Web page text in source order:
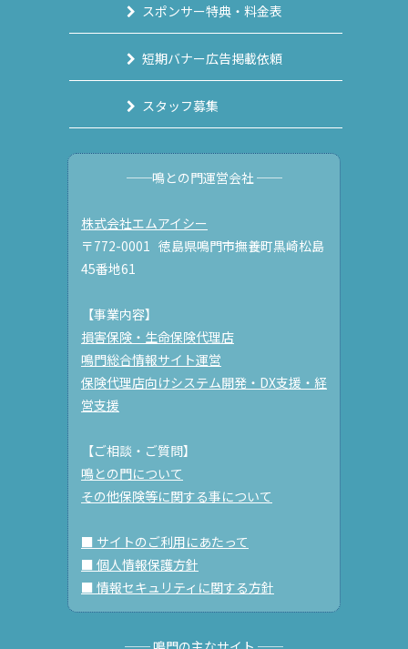
スポンサー特典・料金表
短期バナー広告掲載依頼
スタッフ募集
──鳴との門運営会社 ──
株式会社エムアイシー
〒772-0001 徳島県鳴門市撫養町黒崎松島
45番地61
【事業内容】
損害保険・生命保険代理店
鳴門総合情報サイト運営
保険代理店向けシステム開発・DX支援・経
営支援
【ご相談・ご質問】
鳴との門について
その他保険等に関する事について
■ サイトのご利用にあたって
■ 個人情報保護方針
■ 情報セキュリティに関する方針